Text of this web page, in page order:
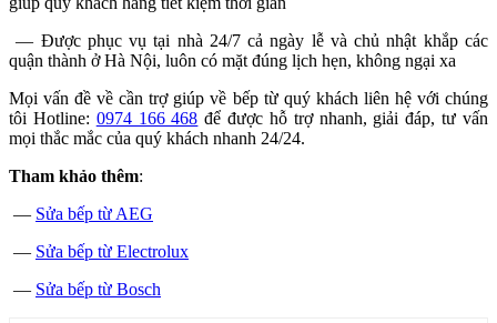
— Được phục vụ tại nhà 24/7 cả ngày lễ và chủ nhật khắp các
quận thành ở Hà Nội, luôn có mặt đúng lịch hẹn, không ngại xa
Mọi vấn đề về cần trợ giúp về bếp từ quý khách liên hệ với chúng
tôi Hotline: 0974 166 468 để được hỗ trợ nhanh, giải đáp, tư vấn
mọi thắc mắc của quý khách nhanh 24/24.
Tham khảo thêm:
— Sửa bếp từ AEG
— Sửa bếp từ Electrolux
— Sửa bếp từ Bosch